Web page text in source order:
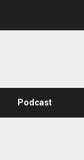
Podcast